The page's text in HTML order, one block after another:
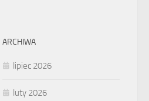
ARCHIWA
lipiec 2026
luty 2026